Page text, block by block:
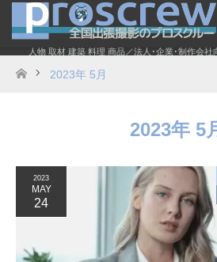
人物 取材 建築 料理 商品／法人･企業･制作会
ホーム
2023年 5月
2023年 5
2023
MAY
24